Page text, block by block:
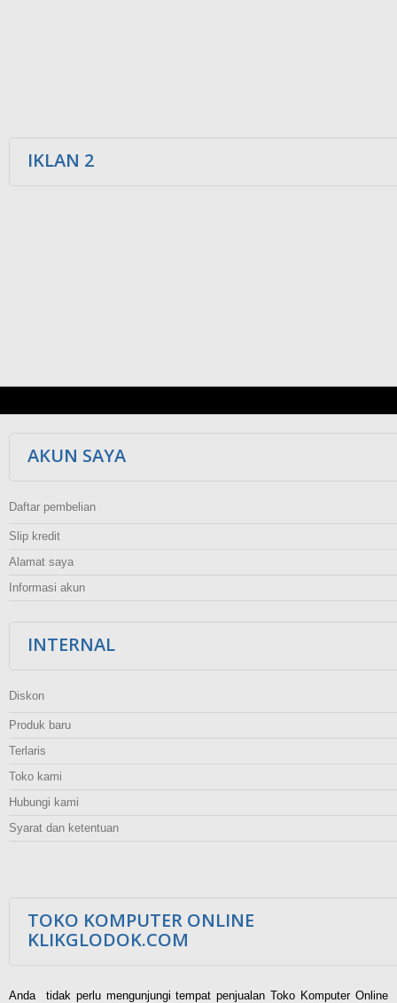
IKLAN 2
AKUN SAYA
Daftar pembelian
Slip kredit
Alamat saya
Informasi akun
INTERNAL
Diskon
Produk baru
Terlaris
Toko kami
Hubungi kami
Syarat dan ketentuan
TOKO KOMPUTER ONLINE
KLIKGLODOK.COM
Anda tidak perlu mengunjungi tempat penjualan Toko Komputer Online